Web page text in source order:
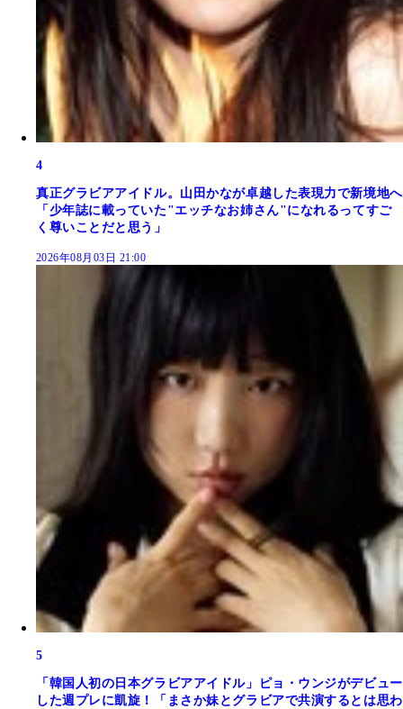
4
真正グラビアアイドル。山田かなが卓越した表現力で新境地へ
「少年誌に載っていた"エッチなお姉さん"になれるってすご
く尊いことだと思う」
2026年08月03日 21:00
5
「韓国人初の日本グラビアアイドル」ピョ・ウンジがデビュー
した週プレに凱旋！「まさか妹とグラビアで共演するとは思わ